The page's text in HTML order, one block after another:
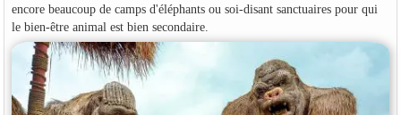
encore beaucoup de camps d'éléphants ou soi-disant sanctuaires pour qui
le bien-être animal est bien secondaire.